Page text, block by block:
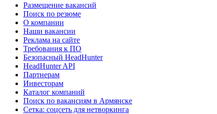
Размещение вакансий
Поиск по резюме
О компании
Наши вакансии
Реклама на сайте
Требования к ПО
Безопасный HeadHunter
HeadHunter API
Партнерам
Инвесторам
Каталог компаний
Поиск по вакансиям в Армянске
Сетка: соцсеть для нетворкинга